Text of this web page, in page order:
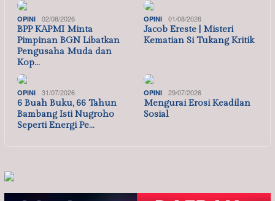
OPINI 02/08/2026
BPP KAPMI Minta
Pimpinan BGN Libatkan
Pengusaha Muda dan
Kop…
OPINI 01/08/2026
Jacob Ereste | Misteri
Kematian Si Tukang Kritik
OPINI 31/07/2026
6 Buah Buku, 66 Tahun
Bambang Isti Nugroho
Seperti Energi Pe…
OPINI 29/07/2026
Mengurai Erosi Keadilan
Sosial